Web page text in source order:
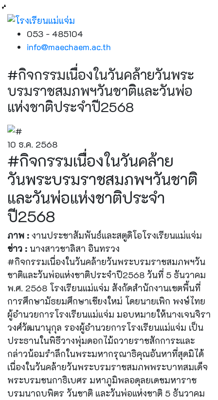
053 - 485104
info@maechaem.ac.th
#กิจกรรมเนื่องในวันคล้ายวันพระ
บรมราชสมภพฯวันชาติและวันพ่อ
แห่งชาติประจำปี2568
10 ธ.ค. 2568
#กิจกรรมเนื่องในวันคล้าย
วันพระบรมราชสมภพฯวันชาติ
และวันพ่อแห่งชาติประจำ
ปี2568
ภาพ : งานประชาสัมพันธ์และสตูดิโอโรงเรียนแม่แจ่ม
ข่าว : นางสาวชาลิสา อินทรวง
#กิจกรรมเนื่องในวันคล้ายวันพระบรมราชสมภพฯวัน
ชาติและวันพ่อแห่งชาติประจำปี2568 วันที่ 5 ธันวาคม
พ.ศ. 2568 โรงเรียนแม่แจ่ม สังกัดสำนักงานเขตพื้นที่
การศึกษามัธยมศึกษาเชียงใหม่ โดยนายเพิก พงษ์ไทย
ผู้อำนวยการโรงเรียนแม่แจ่ม มอบหมายให้นางเจนจิรา
วงศ์วัฒนานุกุล รองผู้อำนวยการโรงเรียนแม่แจ่ม เป็น
ประธานในพิธีวางพุ่มดอกไม้ถวายราชสักการะและ
กล่าวน้อมรำลึกในพระมหากรุณาธิคุณอันหาที่สุดมิได้
เนื่องในวันคล้ายวันพระบรมราชสมภพพระบาทสมเด็จ
พระบรมชนกาธิเบศร มหาภูมิพลอดุลยเดชมหาราช
บรมนาถบพิตร วันชาติ และวันพ่อแห่งชาติ 5 ธันวาคม